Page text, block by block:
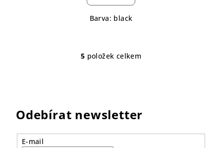
Barva: black
O
a
5 položek celkem
Odebírat newsletter
E-mail